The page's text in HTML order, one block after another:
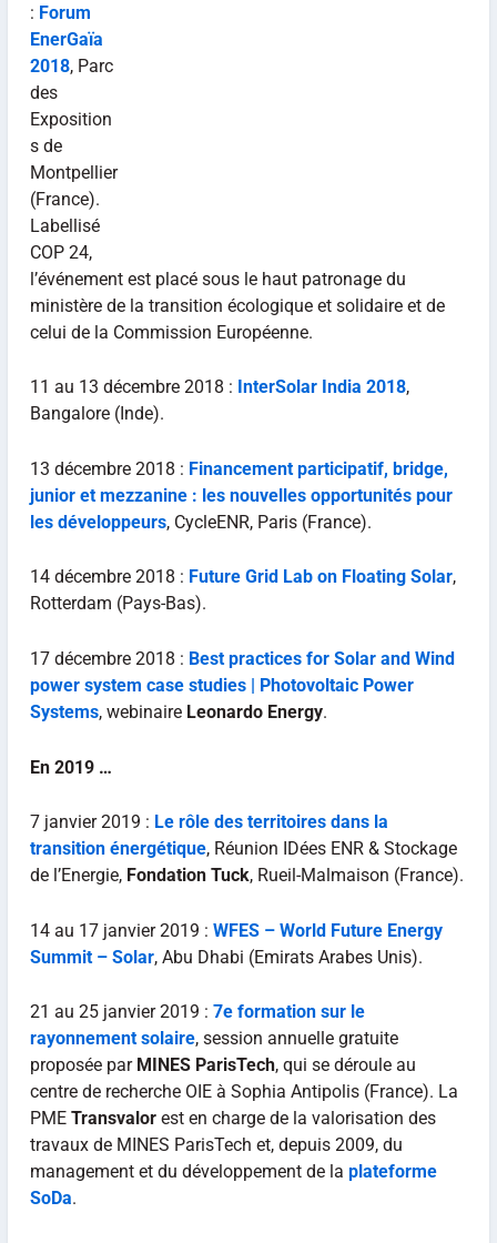
: Forum
EnerGaïa
2018, Parc
des
Exposition
s de
Montpellier
(France).
Labellisé
COP 24,
l’événement est placé sous le haut patronage du
ministère de la transition écologique et solidaire et de
celui de la Commission Européenne.
11 au 13 décembre 2018 : InterSolar India 2018,
Bangalore (Inde).
13 décembre 2018 : Financement participatif, bridge,
junior et mezzanine : les nouvelles opportunités pour
les développeurs, CycleENR, Paris (France).
14 décembre 2018 : Future Grid Lab on Floating Solar,
Rotterdam (Pays-Bas).
17 décembre 2018 : Best practices for Solar and Wind
power system case studies | Photovoltaic Power
Systems, webinaire Leonardo Energy.
En 2019 …
7 janvier 2019 : Le rôle des territoires dans la
transition énergétique, Réunion IDées ENR & Stockage
de l’Energie, Fondation Tuck, Rueil-Malmaison (France).
14 au 17 janvier 2019 : WFES – World Future Energy
Summit – Solar, Abu Dhabi (Emirats Arabes Unis).
21 au 25 janvier 2019 : 7e formation sur le
rayonnement solaire, session annuelle gratuite
proposée par MINES ParisTech, qui se déroule au
centre de recherche OIE à Sophia Antipolis (France). La
PME Transvalorest en charge de la valorisation des
travaux de MINES ParisTech et, depuis 2009, du
management et du développement de la plateforme
SoDa.